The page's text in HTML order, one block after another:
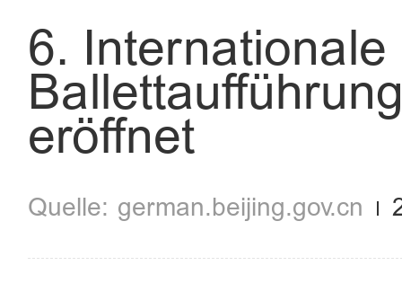
6. Internationale
eröffnet
german.beijing.gov.cn